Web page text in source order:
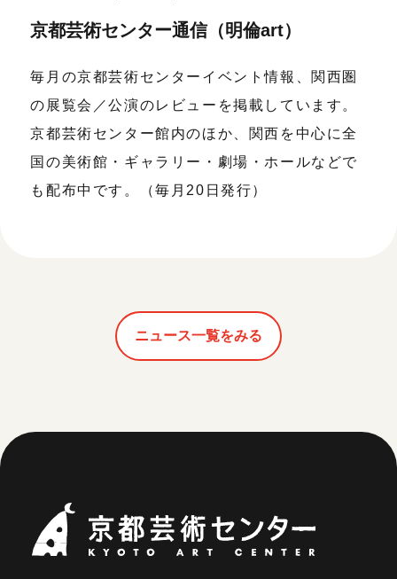
京都芸術センター通信（明倫art）
毎月の京都芸術センターイベント情報、関西圏
の展覧会／公演のレビューを掲載しています。
京都芸術センター館内のほか、関西を中心に全
国の美術館・ギャラリー・劇場・ホールなどで
も配布中です。（毎月20日発行）
ニュース一覧をみる